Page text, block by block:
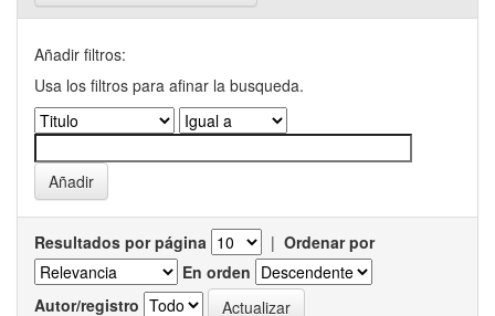
Añadir filtros:
Usa los filtros para afinar la busqueda.
Resultados por página | Ordenar por
En orden
Autor/registro